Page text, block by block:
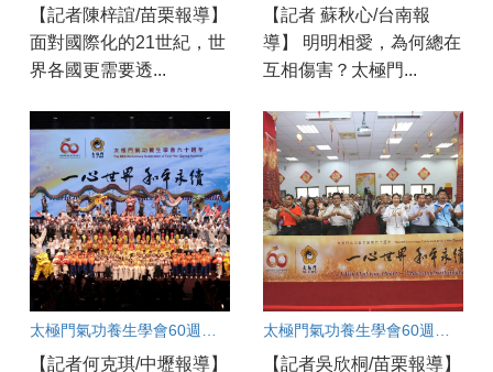
【記者陳梓誼/苗栗報導】
面對國際化的21世紀，世
界各國更需要透...
【記者 蘇秋心/台南報
導】 明明相愛，為何總在
互相傷害？太極門...
【記者何克琪/中壢報導】
【記者吳欣桐/苗栗報導】